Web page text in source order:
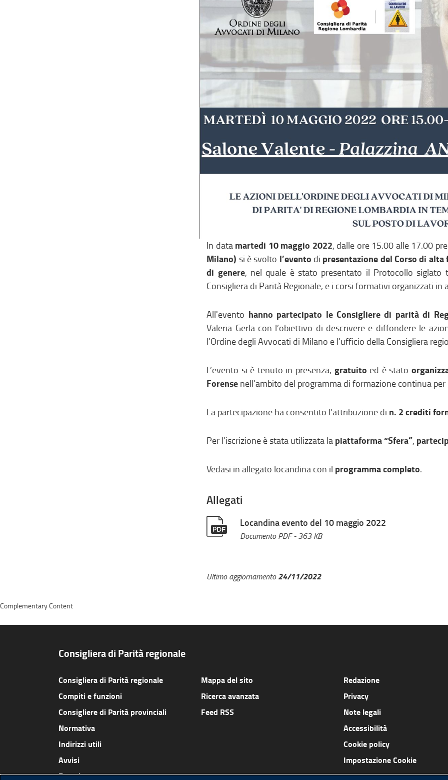
In data martedi 10 maggio 2022, dalle ore 15.00 alle 17.00
Milano) si è svolto l’evento di presentazione del Corso di
di genere, nel quale è stato presentato il Protocollo siglato
Consigliera di Parità Regionale, e i corsi formativi organizzati
All'evento hanno partecipato le Consigliere di parità di
Valeria Gerla con l’obiettivo di descrivere e diffondere le
l’Ordine degli Avvocati di Milano e l’ufficio della Consigliera
L’evento si è tenuto in presenza, gratuito ed è stato
Forense nell’ambito del programma di formazione continua
La partecipazione ha consentito l’attribuzione di n. 2 crediti
Per l’iscrizione è stata utilizzata la piattaforma “Sfera”,
Vedasi in allegato locandina con il programma completo.
Allegati
Locandina evento del 10 maggio 2022
Documento PDF- 363 KB
Ultimo aggiornamento24/11/2022
Consigliera di Parità regionale
Consigliera di Parità regionale
Compiti e funzioni
Consigliere di Parità provinciali
Normativa
Indirizzi utili
Avvisi
Eventi
Mappa del sito
Ricerca avanzata
Feed RSS
Redazione
Privacy
Note legali
Accessibilità
Cookie policy
Impostazione Cookie
Complementary Content